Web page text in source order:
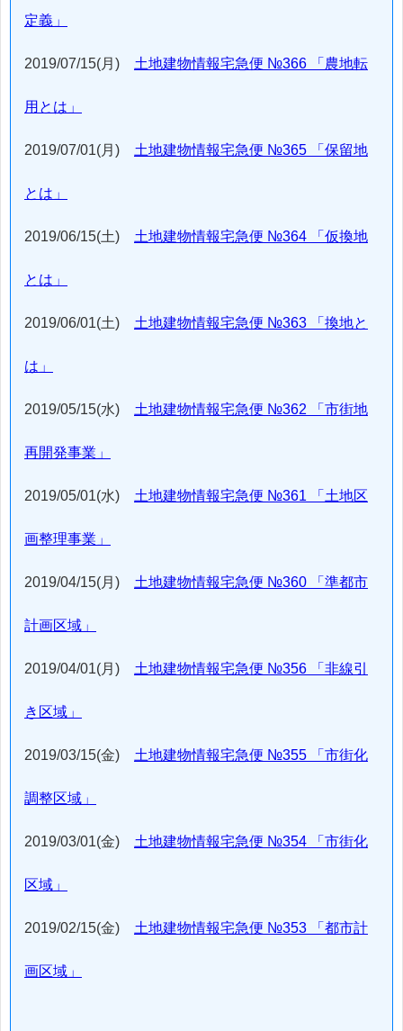
定義」
2019/07/15(月) 土地建物情報宅急便 №366 「農地転
用とは」
2019/07/01(月) 土地建物情報宅急便 №365 「保留地
とは」
2019/06/15(土) 土地建物情報宅急便 №364 「仮換地
とは」
2019/06/01(土) 土地建物情報宅急便 №363 「換地と
は」
2019/05/15(水) 土地建物情報宅急便 №362 「市街地
再開発事業」
2019/05/01(水) 土地建物情報宅急便 №361 「土地区
画整理事業」
2019/04/15(月) 土地建物情報宅急便 №360 「準都市
計画区域」
2019/04/01(月) 土地建物情報宅急便 №356 「非線引
き区域」
2019/03/15(金) 土地建物情報宅急便 №355 「市街化
調整区域」
2019/03/01(金) 土地建物情報宅急便 №354 「市街化
区域」
2019/02/15(金) 土地建物情報宅急便 №353 「都市計
画区域」